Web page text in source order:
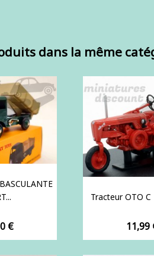
dans la même
€
Tracteur OTO C
Prix
11,99